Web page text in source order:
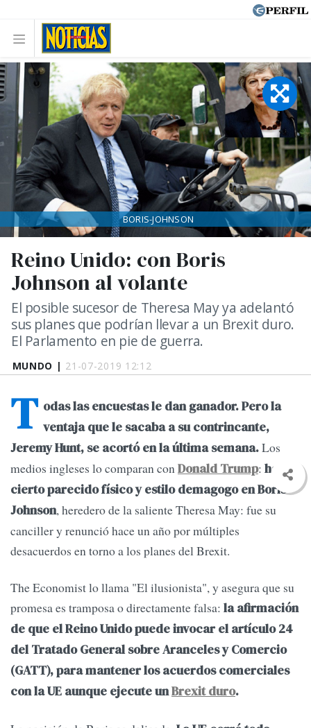
MUNDO | 21-07-2019 12:12
Reino Unido: con Boris
Johnson al volante
El posible sucesor de Theresa May ya adelantó
sus planes que podrían llevar a un Brexit duro.
El Parlamento en pie de guerra.
BORIS-JOHNSON
T odas las encuestas le dan ganador. Pero la
ventaja que le sacaba a su contrincante,
Jeremy Hunt, se acortó en la última semana.Los
medios ingleses lo comparan conDonald Trump: hay
cierto parecido físico y estilo demagogo en Boris
Johnson, heredero de la saliente Theresa May: fue su
canciller y renunció hace un año por múltiples
desacuerdos en torno a los planes del Brexit.
The Economist lo llama "El ilusionista", y asegura que su
promesa es tramposa o directamente falsa: la afirmación
de que el Reino Unido puede invocar el artículo 24
del Tratado General sobre Aranceles y Comercio
(GATT), para mantener los acuerdos comerciales
con la UE aunque ejecute unBrexit duro.